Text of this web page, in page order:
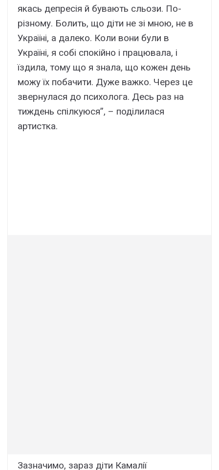
якась депресія й бувають сльози. По-
різному. Болить, що діти не зі мною, не в
Україні, а далеко. Коли вони були в
Україні, я собі спокійно і працювала, і
їздила, тому що я знала, що кожен день
можу їх побачити. Дуже важко. Через це
звернулася до психолога. Десь раз на
тиждень спілкуюся”, – поділилася
артистка.
Зазначимо, зараз діти Камалії